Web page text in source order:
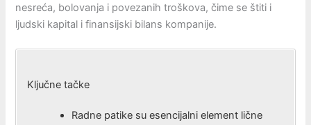
nesreća, bolovanja i povezanih troškova, čime se štiti i
ljudski kapital i finansijski bilans kompanije.
Ključne tačke
Radne patike su esencijalni element lične